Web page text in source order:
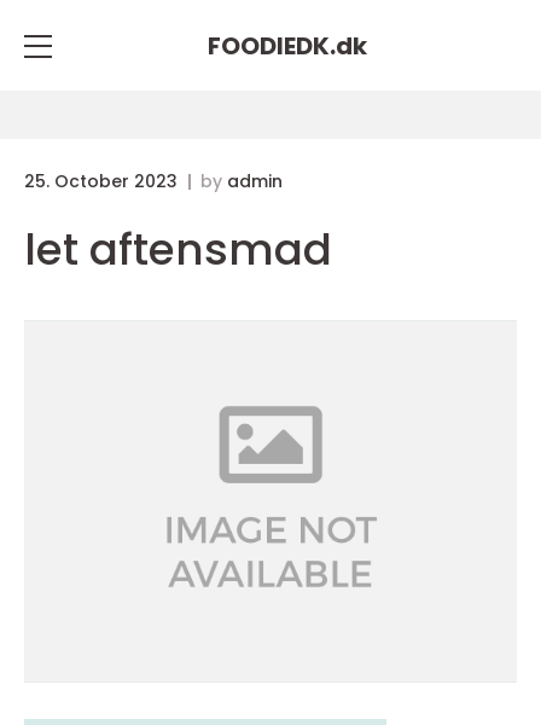
FOODIEDK.dk
25. October 2023 by admin
let aftensmad